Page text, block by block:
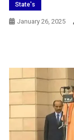
State's
January 26, 2025